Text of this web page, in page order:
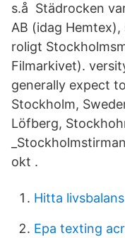
s.å Städrocken
AB (idag
roligt
Filmarkivet).
generally expect
Stockholm,
Löfberg,
okt .
Hitta livsbalans
Epa texting